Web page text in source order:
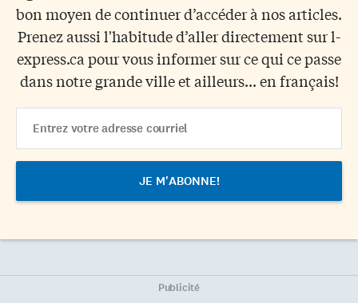
bon moyen de continuer d’accéder à nos articles.
Prenez aussi l'habitude d’aller directement sur l-
express.ca pour vous informer sur ce qui ce passe
dans notre grande ville et ailleurs... en français!
Address
Publicité